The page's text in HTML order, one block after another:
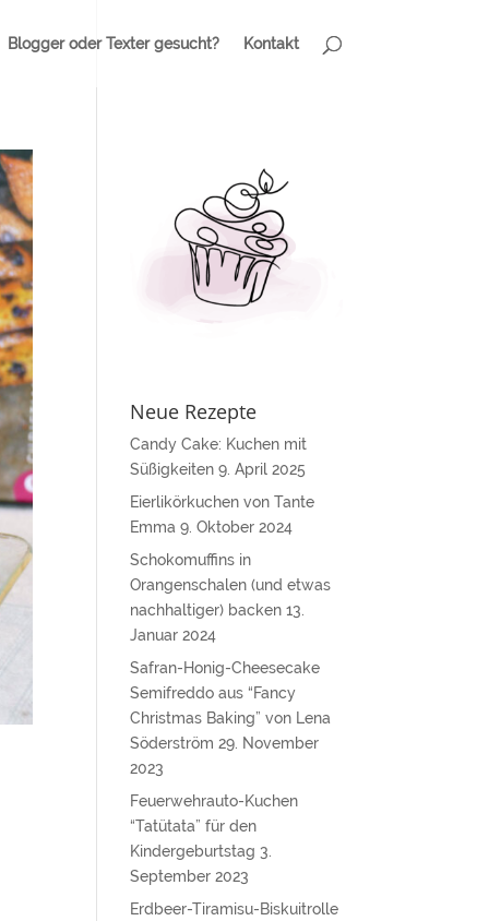
Blogger oder Texter gesucht? Kontakt
Neue Rezepte
Candy Cake: Kuchen mit
Süßigkeiten 9. April 2025
Eierlikörkuchen von Tante
Emma 9. Oktober 2024
Schokomuffins in
Orangenschalen (und etwas
nachhaltiger) backen 13.
Januar 2024
Safran-Honig-Cheesecake
Semifreddo aus “Fancy
Christmas Baking” von Lena
Söderström 29. November
2023
Feuerwehrauto-Kuchen
“Tatütata” für den
Kindergeburtstag 3.
September 2023
Erdbeer-Tiramisu-Biskuitrolle